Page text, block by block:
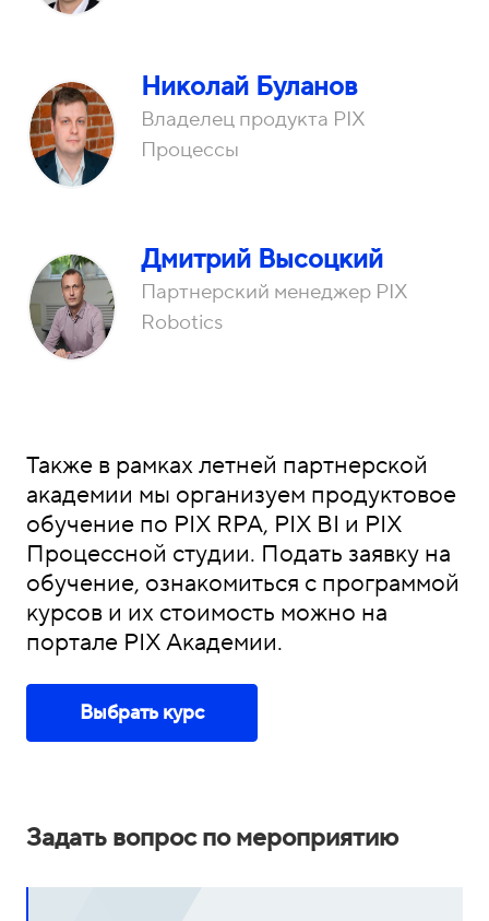
Николай Буланов
Владелец продукта PIX
Процессы
Дмитрий Высоцкий
Партнерский менеджер PIX
Robotics
Также в рамках летней партнерской
академии мы организуем продуктовое
обучение по PIX RPA, PIX BI и PIX
Процессной студии. Подать заявку на
обучение, ознакомиться с программой
курсов и их стоимость можно на
портале PIX Академии.
Выбрать курс
Задать вопрос по мероприятию